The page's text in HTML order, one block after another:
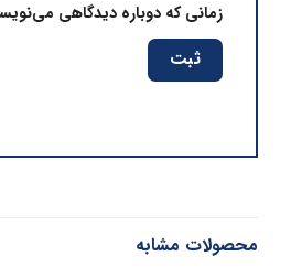
زمانی که دوباره دیدگاهی می‌نویسم.
محصولات مشابه